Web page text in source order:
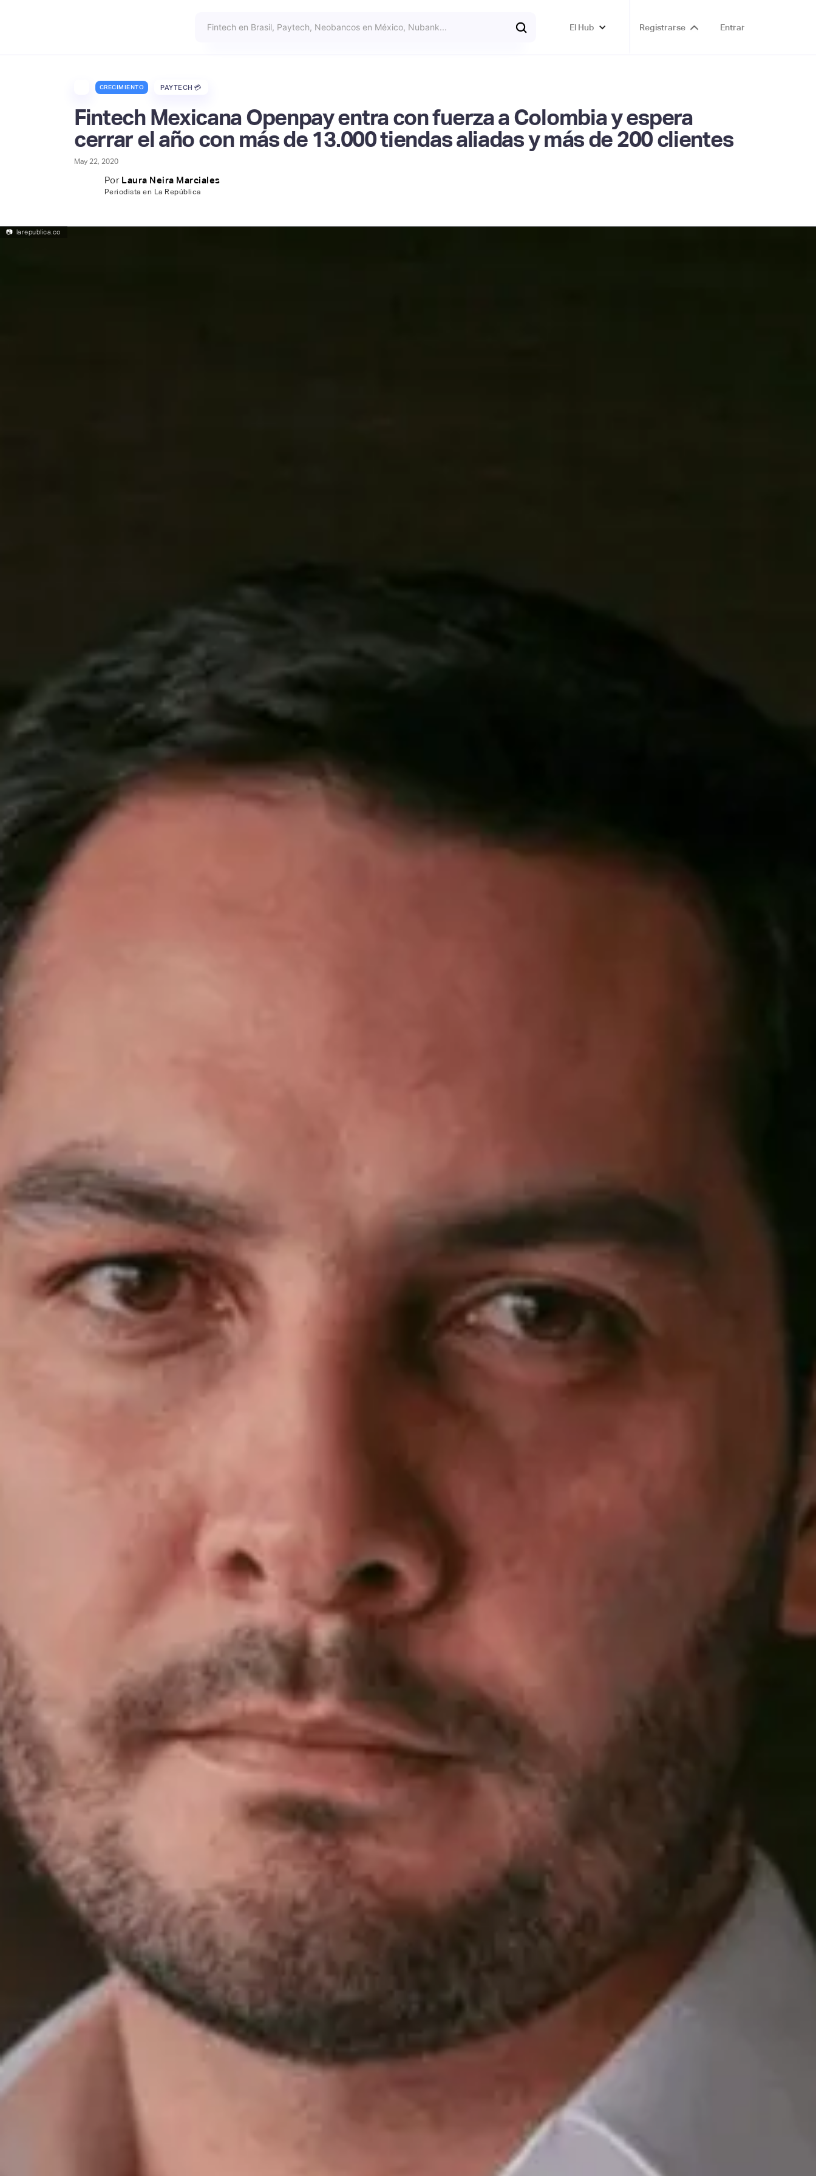
El Hub Registrarse Entrar
CRECIMIENTO PAYTECH 💳
Fintech Mexicana Openpay entra con fuerza a Colombia y espera
cerrar el año con más de 13.000 tiendas aliadas y más de 200 clientes
May 22, 2020
Por Laura Neira Marciales
Periodista en La República
📷 larepublica.co